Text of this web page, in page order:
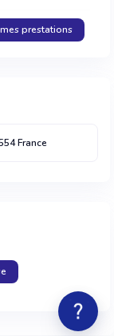
prestations
France